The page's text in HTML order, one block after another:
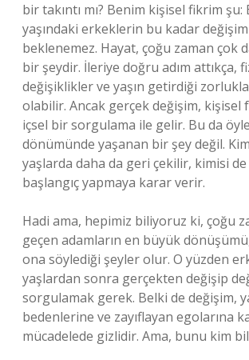
bir takıntı mı? Benim kişisel fikrim şu:
yaşındaki erkeklerin bu kadar
beklenemez. Hayat, çoğu zaman çok
bir şeydir. İleriye doğru adım attıkça,
değişiklikler ve yaşın getirdiği
olabilir. Ancak gerçek değişim, kişisel
içsel bir sorgulama ile gelir. Bu da
dönümünde yaşanan bir şey değil.
yaşlarda daha da geri çekilir, kimisi
başlangıç yapmaya karar verir.
Hadi ama, hepimiz biliyoruz ki, çoğu
geçen adamların en büyük
ona söylediği şeyler olur. O yüzden
yaşlardan sonra gerçekten değişip
sorgulamak gerek. Belki de değişim,
bedenlerine ve zayıflayan egolarına
mücadelede gizlidir. Ama, bunu kim